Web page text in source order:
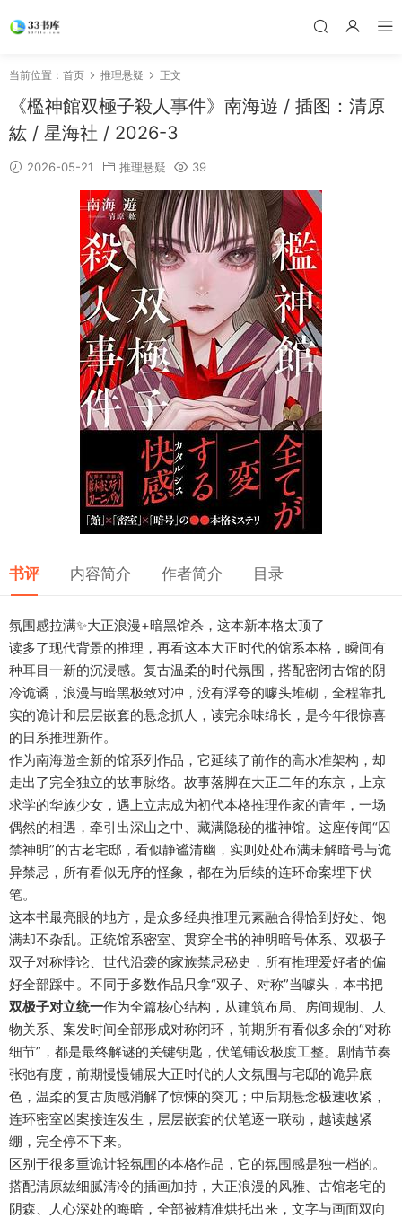
当前位置： 首页 推理悬疑 正文
《檻神館双極子殺人事件》南海遊 / 插图：清原
紘 / 星海社 / 2026-3
2026-05-21 推理悬疑 39
书评 内容简介 作者简介 目录
氛围感拉满✨大正浪漫+暗黑馆杀，这本新本格太顶了
读多了现代背景的推理，再看这本大正时代的馆系本格，瞬间有
种耳目一新的沉浸感。复古温柔的时代氛围，搭配密闭古馆的阴
冷诡谲，浪漫与暗黑极致对冲，没有浮夸的噱头堆砌，全程靠扎
实的诡计和层层嵌套的悬念抓人，读完余味绵长，是今年很惊喜
的日系推理新作。
作为南海遊全新的馆系列作品，它延续了前作的高水准架构，却
走出了完全独立的故事脉络。故事落脚在大正二年的东京，上京
求学的华族少女，遇上立志成为初代本格推理作家的青年，一场
偶然的相遇，牵引出深山之中、藏满隐秘的槛神馆。这座传闻“囚
禁神明”的古老宅邸，看似静谧清幽，实则处处布满未解暗号与诡
异禁忌，所有看似无序的怪象，都在为后续的连环命案埋下伏
笔。
这本书最亮眼的地方，是众多经典推理元素融合得恰到好处、饱
满却不杂乱。正统馆系密室、贯穿全书的神明暗号体系、双极子
双子对称悖论、世代沿袭的家族禁忌秘史，所有推理爱好者的偏
好全部踩中。不同于多数作品只拿“双子、对称”当噱头，本书把
双极子对立统一作为全篇核心结构，从建筑布局、房间规制、人
物关系、案发时间全部形成对称闭环，前期所有看似多余的“对称
细节”，都是最终解谜的关键钥匙，伏笔铺设极度工整。剧情节奏
张弛有度，前期慢慢铺展大正时代的人文氛围与宅邸的诡异底
色，温柔的复古质感消解了惊悚的突兀；中后期悬念极速收紧，
连环密室凶案接连发生，层层嵌套的伏笔逐一联动，越读越紧
绷，完全停不下来。
区别于很多重诡计轻氛围的本格作品，它的氛围感是独一档的。
搭配清原紘细腻清冷的插画加持，大正浪漫的风雅、古馆老宅的
阴森、人心深处的晦暗，全部被精准烘托出来，文字与画面双向